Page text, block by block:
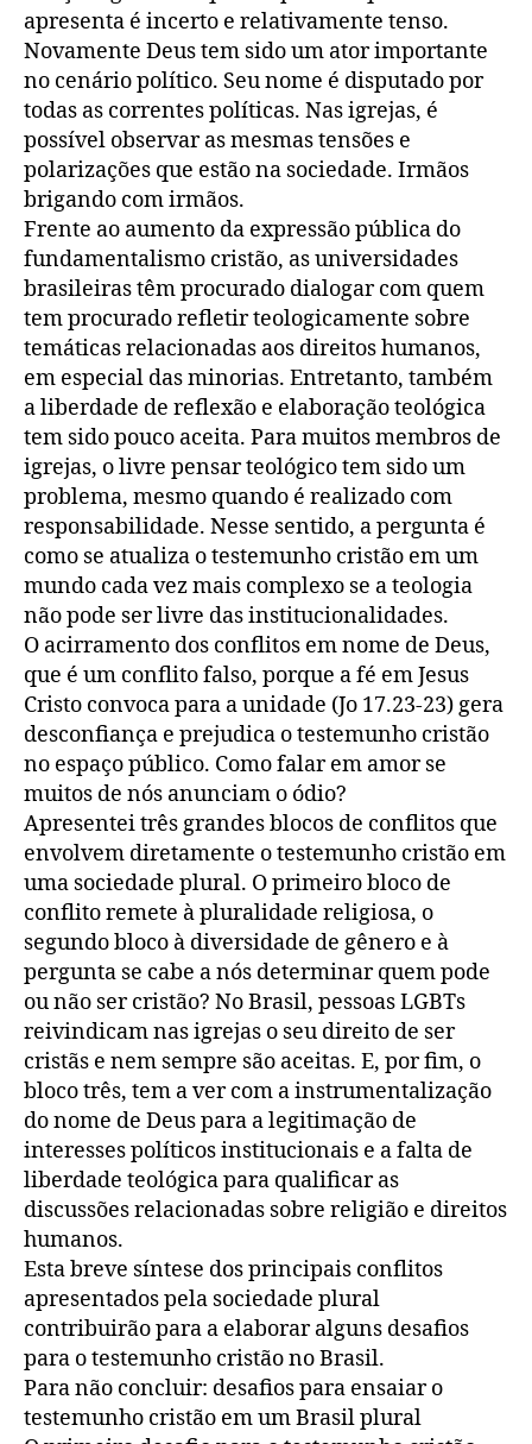
apresenta é incerto e relativamente tenso.
Novamente Deus tem sido um ator importante
no cenário político. Seu nome é disputado por
todas as correntes políticas. Nas igrejas, é
possível observar as mesmas tensões e
polarizações que estão na sociedade. Irmãos
brigando com irmãos.
Frente ao aumento da expressão pública do
fundamentalismo cristão, as universidades
brasileiras têm procurado dialogar com quem
tem procurado refletir teologicamente sobre
temáticas relacionadas aos direitos humanos,
em especial das minorias. Entretanto, também
a liberdade de reflexão e elaboração teológica
tem sido pouco aceita. Para muitos membros de
igrejas, o livre pensar teológico tem sido um
problema, mesmo quando é realizado com
responsabilidade. Nesse sentido, a pergunta é
como se atualiza o testemunho cristão em um
mundo cada vez mais complexo se a teologia
não pode ser livre das institucionalidades.
O acirramento dos conflitos em nome de Deus,
que é um conflito falso, porque a fé em Jesus
Cristo convoca para a unidade (Jo 17.23-23) gera
desconfiança e prejudica o testemunho cristão
no espaço público. Como falar em amor se
muitos de nós anunciam o ódio?
Apresentei três grandes blocos de conflitos que
envolvem diretamente o testemunho cristão em
uma sociedade plural. O primeiro bloco de
conflito remete à pluralidade religiosa, o
segundo bloco à diversidade de gênero e à
pergunta se cabe a nós determinar quem pode
ou não ser cristão? No Brasil, pessoas LGBTs
reivindicam nas igrejas o seu direito de ser
cristãs e nem sempre são aceitas. E, por fim, o
bloco três, tem a ver com a instrumentalização
do nome de Deus para a legitimação de
interesses políticos institucionais e a falta de
liberdade teológica para qualificar as
discussões relacionadas sobre religião e direitos
humanos.
Esta breve síntese dos principais conflitos
apresentados pela sociedade plural
contribuirão para a elaborar alguns desafios
para o testemunho cristão no Brasil.
Para não concluir: desafios para ensaiar o
testemunho cristão em um Brasil plural